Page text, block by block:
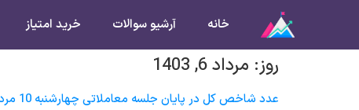
خانه آرشیو سوالات خرید امتیاز
روز: مرداد 6, 1403
عدد شاخص کل در پایان جلسه معاملاتی چهارشنبه 10 مرداد ماه در چه محدوده‌ای خواهد بود؟